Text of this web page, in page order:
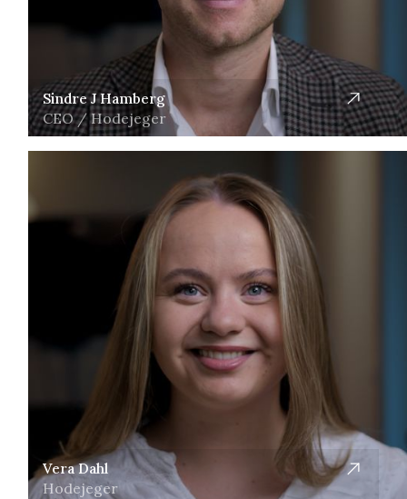
Sindre J Hamberg
CEO / Hodejeger
Vera Dahl
Hodejeger